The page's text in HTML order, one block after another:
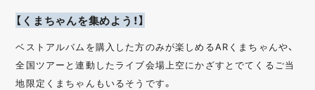
【くまちゃんを集めよう！】
ベストアルバムを購入した方のみが楽しめるARくまちゃんや、
全国ツアーと連動したライブ会場上空にかざすとでてくるご当
地限定くまちゃんもいるそうです。